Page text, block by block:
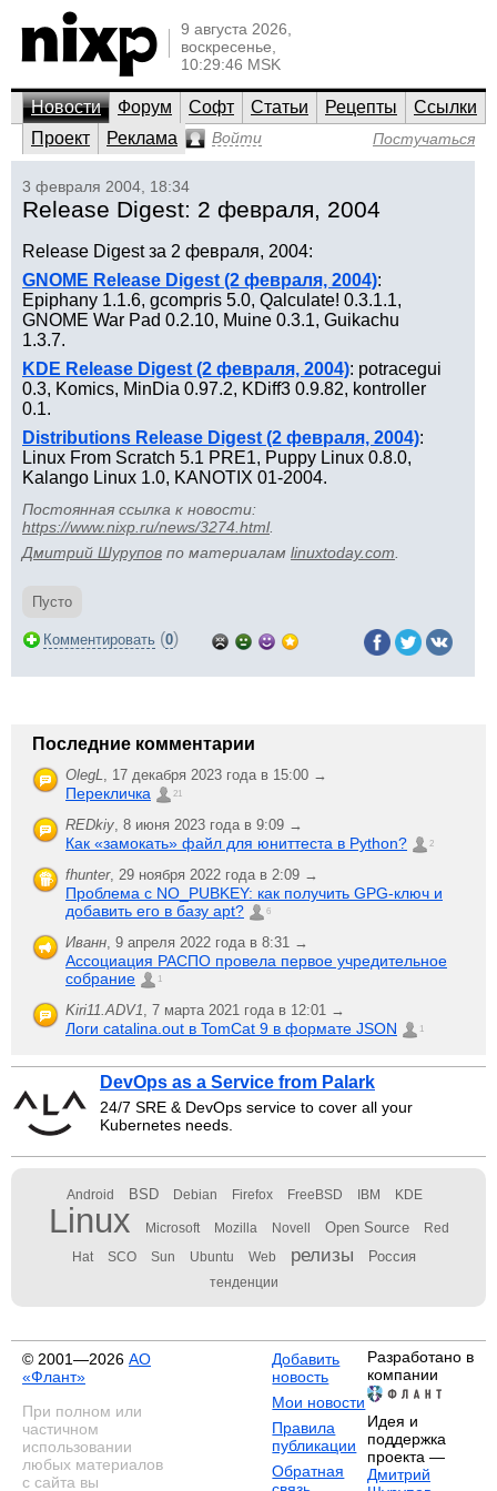
9 августа 2026,
воскресенье,
10:29:46 MSK
Новости Форум Софт Статьи Рецепты
Ссылки
Проект
Реклама Войти Постучаться
3 февраля 2004, 18:34
Release Digest: 2 февраля, 2004
Release Digest за 2 февраля, 2004:
GNOME Release Digest (2 февраля, 2004):
Epiphany 1.1.6, gcompris 5.0, Qalculate! 0.3.1.1,
GNOME War Pad 0.2.10, Muine 0.3.1, Guikachu
1.3.7.
KDE Release Digest (2 февраля, 2004): potracegui
0.3, Komics, MinDia 0.97.2, KDiff3 0.9.82, kontroller
0.1.
Distributions Release Digest (2 февраля, 2004):
Linux From Scratch 5.1 PRE1, Puppy Linux 0.8.0,
Kalango Linux 1.0, KANOTIX 01-2004.
Постоянная ссылка к новости:
https://www.nixp.ru/news/3274.html.
Дмитрий Шурупов по материалам linuxtoday.com
Пусто
Комментировать (0)
Последние комментарии
OlegL, 17 декабря 2023 года в 15:00 →
Перекличка 21
REDkiy, 8 июня 2023 года в 9:09 →
Как «замокать» файл для юниттеста в Python? 2
fhunter, 29 ноября 2022 года в 2:09 →
Проблема с NO_PUBKEY: как получить GPG-ключ и
добавить его в базу apt?
6
Иванн, 9 апреля 2022 года в 8:31 →
Ассоциация РАСПО провела первое учредительное
собрание
1
Kiri11.ADV1, 7 марта 2021 года в 12:01 →
Логи catalina.out в TomCat 9 в формате JSON 1
DevOps as a Service from Palark
24/7 SRE & DevOps service to cover all your
Kubernetes needs.
Android BSD Debian Firefox FreeBSD IBM KDE
Linux Microsoft Mozilla Novell Open Source Red
Hat SCO Sun Ubuntu Web релизы Россия
тенденции
© 2001—2026 АО
«Флант»
При полном или
частичном
использовании
любых материалов
с сайта вы
Добавить
новость
Мои новости
Правила
публикации
Обратная
Разработано в
компании
Идея и
поддержка
проекта —
Дмитрий